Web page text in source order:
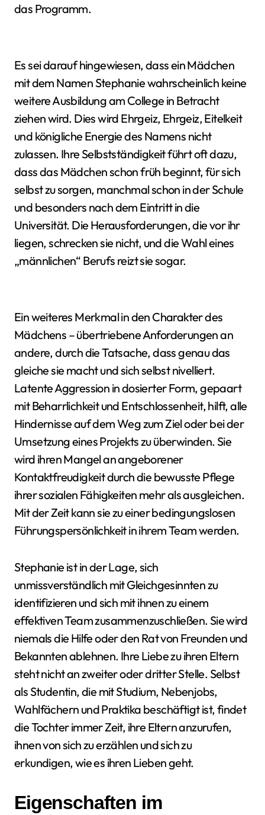
das Programm.
Es sei darauf hingewiesen, dass ein Mädchen
mit dem Namen Stephanie wahrscheinlich keine
weitere Ausbildung am College in Betracht
ziehen wird. Dies wird Ehrgeiz, Ehrgeiz, Eitelkeit
und königliche Energie des Namens nicht
zulassen. Ihre Selbstständigkeit führt oft dazu,
dass das Mädchen schon früh beginnt, für sich
selbst zu sorgen, manchmal schon in der Schule
und besonders nach dem Eintritt in die
Universität. Die Herausforderungen, die vor ihr
liegen, schrecken sie nicht, und die Wahl eines
„männlichen“ Berufs reizt sie sogar.
Ein weiteres Merkmal in den Charakter des
Mädchens – übertriebene Anforderungen an
andere, durch die Tatsache, dass genau das
gleiche sie macht und sich selbst nivelliert.
Latente Aggression in dosierter Form, gepaart
mit Beharrlichkeit und Entschlossenheit, hilft, alle
Hindernisse auf dem Weg zum Ziel oder bei der
Umsetzung eines Projekts zu überwinden. Sie
wird ihren Mangel an angeborener
Kontaktfreudigkeit durch die bewusste Pflege
ihrer sozialen Fähigkeiten mehr als ausgleichen.
Mit der Zeit kann sie zu einer bedingungslosen
Führungspersönlichkeit in ihrem Team werden.
Stephanie ist in der Lage, sich
unmissverständlich mit Gleichgesinnten zu
identifizieren und sich mit ihnen zu einem
effektiven Team zusammenzuschließen. Sie wird
niemals die Hilfe oder den Rat von Freunden und
Bekannten ablehnen. Ihre Liebe zu ihren Eltern
steht nicht an zweiter oder dritter Stelle. Selbst
als Studentin, die mit Studium, Nebenjobs,
Wahlfächern und Praktika beschäftigt ist, findet
die Tochter immer Zeit, ihre Eltern anzurufen,
ihnen von sich zu erzählen und sich zu
erkundigen, wie es ihren Lieben geht.
Eigenschaften im